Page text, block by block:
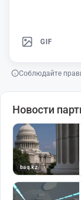
GIF
Соблюдайте